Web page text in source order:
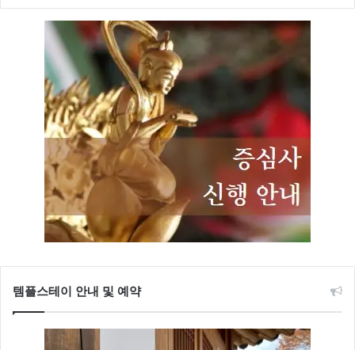
템플스테이 안내 및 예약